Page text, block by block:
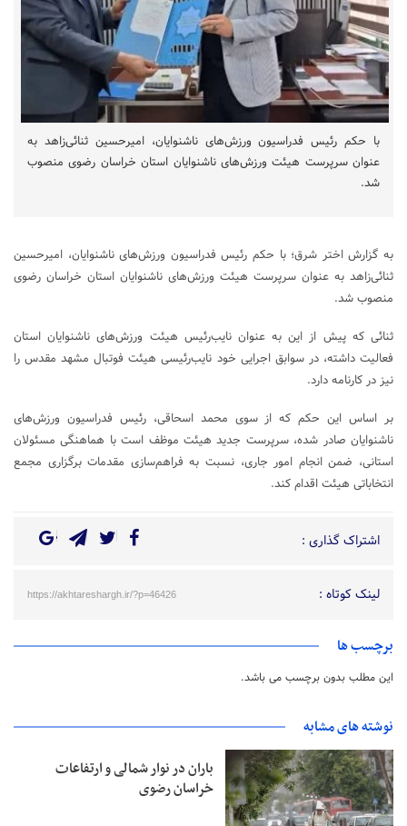
با حکم رئیس فدراسیون ورزش‌های ناشنوایان، امیرحسین ثنائی‌زاهد به
عنوان سرپرست هیئت ورزش‌های ناشنوایان استان خراسان رضوی منصوب
شد.
به گزارش اختر شرق؛ با حکم رئیس فدراسیون ورزش‌های ناشنوایان، امیرحسین
ثنائی‌زاهد به عنوان سرپرست هیئت ورزش‌های ناشنوایان استان خراسان رضوی
منصوب شد.
ثنائی که پیش از این به عنوان نایب‌رئیس هیئت ورزش‌های ناشنوایان استان
فعالیت داشته، در سوابق اجرایی خود نایب‌رئیسی هیئت فوتبال مشهد مقدس را
نیز در کارنامه دارد.
بر اساس این حکم که از سوی محمد اسحاقی، رئیس فدراسیون ورزش‌های
ناشنوایان صادر شده، سرپرست جدید هیئت موظف است با هماهنگی مسئولان
استانی، ضمن انجام امور جاری، نسبت به فراهم‌سازی مقدمات برگزاری مجمع
انتخاباتی هیئت اقدام کند.
اشتراک گذاری :
لینک کوتاه : https://akhtareshargh.ir/?p=46426
برچسب ها
این مطلب بدون برچسب می باشد.
نوشته های مشابه
باران در نوار شمالی و ارتفاعات
خراسان رضوی